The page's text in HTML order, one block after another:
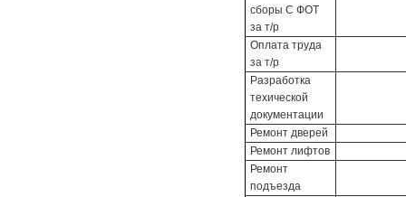
сборы С ФОТ
за т/р
Оплата труда
за т/р
Разработка
техической
документации
Ремонт дверей
Ремонт лифтов
Ремонт
подъезда